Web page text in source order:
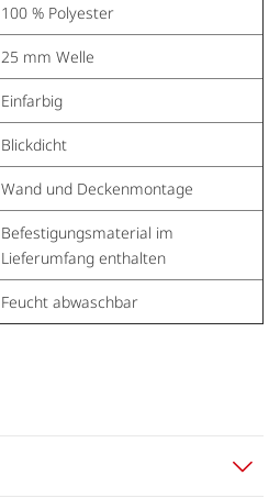
100 % Polyester
25 mm Welle
Einfarbig
Blickdicht
Wand und Deckenmontage
Befestigungsmaterial im
Lieferumfang enthalten
Feucht abwaschbar